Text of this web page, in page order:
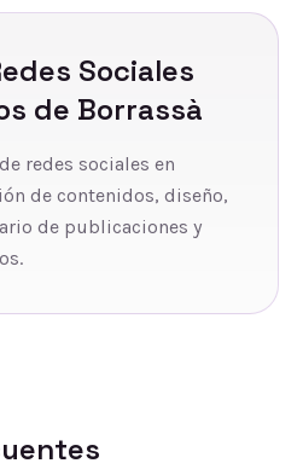
Sociales
de Borrassà
redes sociales en
de contenidos, diseño,
de publicaciones y